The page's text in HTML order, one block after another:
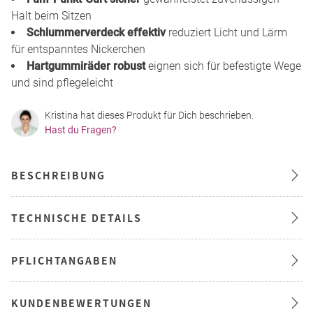
Halt beim Sitzen
Schlummerverdeck effektivreduziert Licht und Lärm
für entspanntes Nickerchen
Hartgummiräder robusteignen sich für befestigte Wege
und sind pflegeleicht
Kristina hat dieses Produkt für Dich beschrieben.
Hast du Fragen?
BESCHREIBUNG
TECHNISCHE DETAILS
PFLICHTANGABEN
KUNDENBEWERTUNGEN